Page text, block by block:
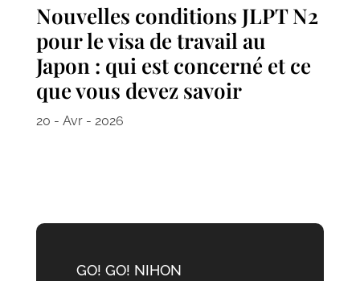
Nouvelles conditions JLPT N2
pour le visa de travail au
Japon : qui est concerné et ce
que vous devez savoir
20 - Avr - 2026
GO! GO! NIHON